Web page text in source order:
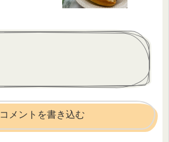
コメントを書き込む